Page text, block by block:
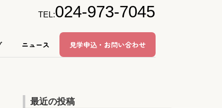
ニュース 見学申込・お問い合わせ
TEL:024-973-7045
最近の投稿